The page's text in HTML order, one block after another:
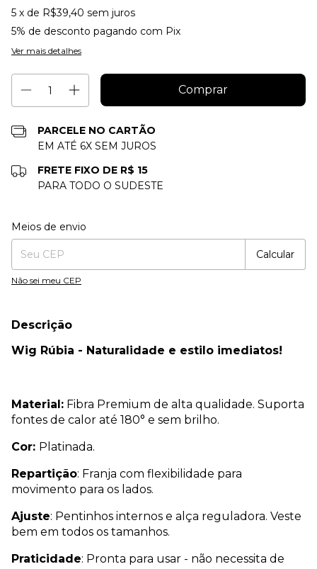
5 x de R$39,40 sem juros
5% de desconto pagando com Pix
Ver mais detalhes
PARCELE NO CARTÃO
EM ATÉ 6X SEM JUROS
FRETE FIXO DE R$ 15
PARA TODO O SUDESTE
Entregas para o CEP:
Meios de envio
Calcular
Não sei meu CEP
Descrição
Wig Rúbia - Naturalidade e estilo imediatos!
Material: Fibra Premium de alta qualidade. Suporta
fontes de calor até 180° e sem brilho.
Cor: Platinada.
Repartição: Franja com flexibilidade para
movimento para os lados.
Ajuste: Pentinhos internos e alça reguladora. Veste
bem em todos os tamanhos.
Praticidade: Pronta para usar - não necessita de